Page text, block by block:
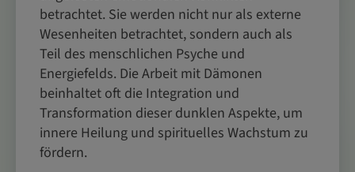
betrachtet. Sie werden nicht nur als externe
Wesenheiten betrachtet, sondern auch als
Teil des menschlichen Psyche und
Energiefelds. Die Arbeit mit Dämonen
beinhaltet oft die Integration und
Transformation dieser dunklen Aspekte, um
innere Heilung und spirituelles Wachstum zu
fördern.